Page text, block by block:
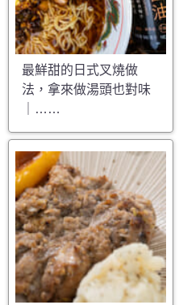
最鮮甜的日式叉燒做
法，拿來做湯頭也對味
｜……